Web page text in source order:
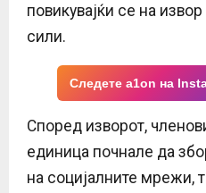
повикувајќи се на
сили.
Следете a1on на
Според изворот,
единица почнале да
на социјалните мрежи,